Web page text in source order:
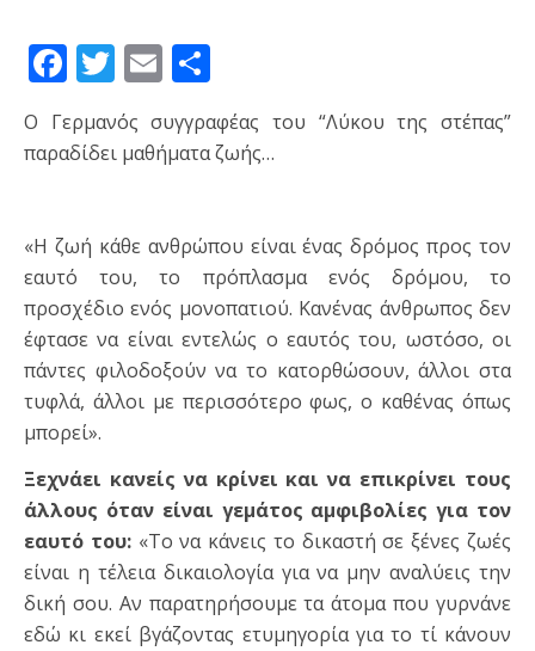
Facebook
Twitter
Email
O Γερμανός συγγραφέας του “Λύκου της στέπας”
παραδίδει μαθήματα ζωής…
«Η ζωή κάθε ανθρώπου είναι ένας δρόμος προς τον
εαυτό του, το πρόπλασμα ενός δρόμου, το
προσχέδιο ενός μονοπατιού. Κανένας άνθρωπος δεν
έφτασε να είναι εντελώς ο εαυτός του, ωστόσο, οι
πάντες φιλοδοξούν να το κατορθώσουν, άλλοι στα
τυφλά, άλλοι µε περισσότερο φως, ο καθένας όπως
μπορεί».
Ξεχνάει κανείς να κρίνει και να επικρίνει τους
άλλους όταν είναι γεμάτος αμφιβολίες για τον
εαυτό του:«Το να κάνεις το δικαστή σε ξένες ζωές
είναι η τέλεια δικαιολογία για να μην αναλύεις την
δική σου. Αν παρατηρήσουμε τα άτομα που γυρνάνε
εδώ κι εκεί βγάζοντας ετυμηγορία για το τί κάνουν